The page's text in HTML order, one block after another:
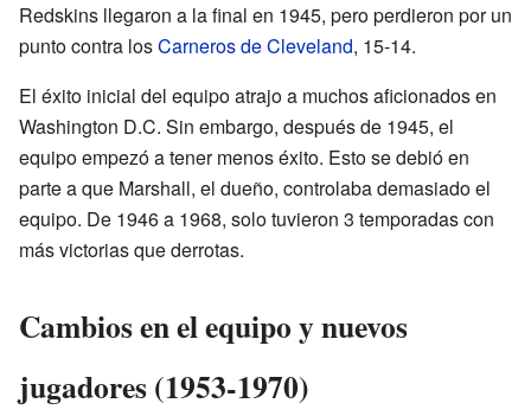
Redskins llegaron a la final en 1945, pero perdieron por un
punto contra losCarneros de Cleveland, 15-14.
El éxito inicial del equipo atrajo a muchos aficionados en
Washington D.C. Sin embargo, después de 1945, el
equipo empezó a tener menos éxito. Esto se debió en
parte a que Marshall, el dueño, controlaba demasiado el
equipo. De 1946 a 1968, solo tuvieron 3 temporadas con
más victorias que derrotas.
Cambios en el equipo y nuevos
jugadores (1953-1970)